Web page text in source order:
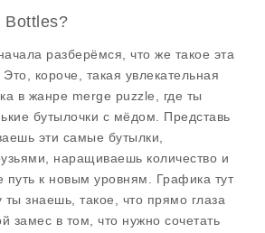
Bottles?
разберёмся, что же такое эта
. Это, короче, такая увлекательная
в жанре merge puzzle , где ты
бутылочки с мёдом. Представь
эти самые бутылки,
наращиваешь количество и
путь к новым уровням. Графика тут
ты знаешь, такое, что прямо глаза
замес в том, что нужно сочетать